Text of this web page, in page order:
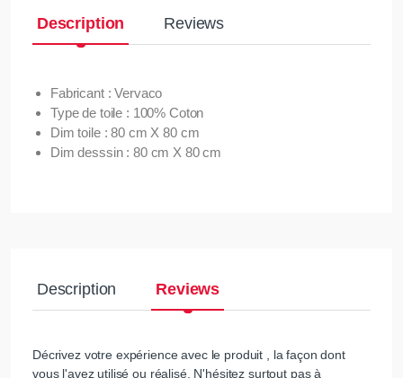
Description Reviews
Fabricant : Vervaco
Type de toile : 100% Coton
Dim toile : 80 cm X 80 cm
Dim desssin : 80 cm X 80 cm
Description Reviews
Décrivez votre expérience avec le produit , la façon dont
vous l'avez utilisé ou réalisé. N'hésitez surtout pas à